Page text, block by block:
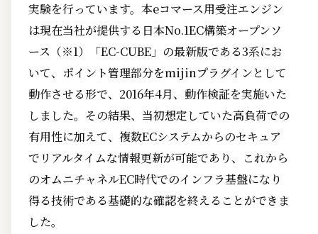
実験を行っています。本eコマース用受注エンジン
は現在当社が提供する日本No.1EC構築オープンソ
ース（※1）「EC-CUBE」の最新版である3系にお
いて、ポイント管理部分をmijinプラグインとして
動作させる形で、2016年4月、動作検証を実施いた
しました。その結果、当初想定していた高負荷での
有用性に加えて、複数ECシステムからのセキュア
でリアルタイムな情報更新が可能であり、これから
のオムニチャネルEC時代でのインフラ基盤になり
得る技術である基礎的な確認を終えることができま
した。